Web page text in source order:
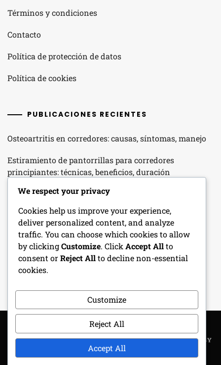
Términos y condiciones
Contacto
Política de protección de datos
Política de cookies
PUBLICACIONES RECIENTES
Osteoartritis en corredores: causas, síntomas, manejo
Estiramiento de pantorrillas para corredores
principiantes: técnicas, beneficios, duración
Terapia de Hielo para el Dolor de Rodilla: Beneficios,
Métodos, Momentos
Tendinitis Patelar en Corredores Principiantes:
Inflamación, Síntomas, Factores de Riesgo
Lesiones de ligamentos en corredores novatos: tipos,
síntomas, recuperación
COPYRIGHT ALL RIGHTS RESERVED|THEME: METROGIST BY
UNITEDTHEME
We respect your privacy
Cookies help us improve your experience,
deliver personalized content, and analyze
traffic. You can choose which cookies to allow
by clickingCustomize. Click Accept Allto
consent orReject Allto decline non-essential
cookies.
Customize
Reject All
Accept All